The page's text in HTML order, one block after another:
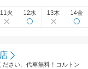
11火 12水 13木 14金
さい。代車無料！コルトン